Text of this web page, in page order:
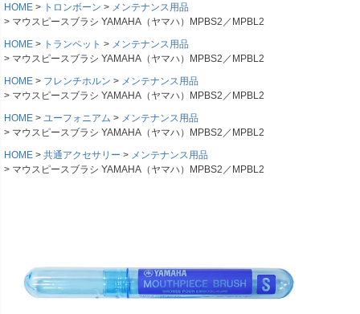
HOME
トロンボーン
メンテナンス用品
マウスピースブラシ YAMAHA（ヤマハ）MPBS2／MPBL2
HOME
トランペット
メンテナンス用品
マウスピースブラシ YAMAHA（ヤマハ）MPBS2／MPBL2
HOME
フレンチホルン
メンテナンス用品
マウスピースブラシ YAMAHA（ヤマハ）MPBS2／MPBL2
HOME
ユーフォニアム
メンテナンス用品
マウスピースブラシ YAMAHA（ヤマハ）MPBS2／MPBL2
HOME
共通アクセサリー
メンテナンス用品
マウスピースブラシ YAMAHA（ヤマハ）MPBS2／MPBL2